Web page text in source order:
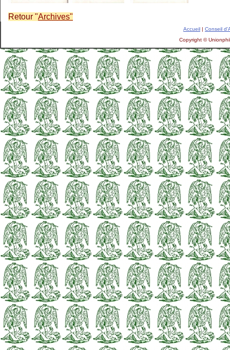
Retour "Archives"
Accueil | Conseil
Copyright ©